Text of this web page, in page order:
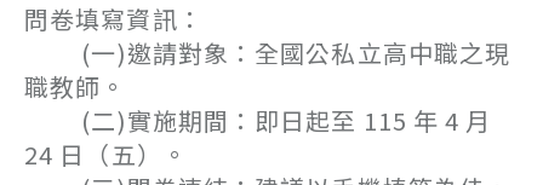
問卷填寫資訊：
(一)邀請對象：全國公私立高中職之現
職教師。
(二)實施期間：即日起至 115 年 4 月
24 日（五）。